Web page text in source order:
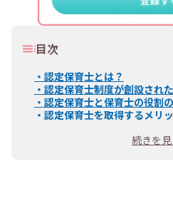
目次
・ 認定保育士とは？
・ 認定保育士制度が創設され
・ 認定保育士と保育士の役割
・ 認定保育士を取得するメリ
処遇改善やキャリアアッ
続きを見